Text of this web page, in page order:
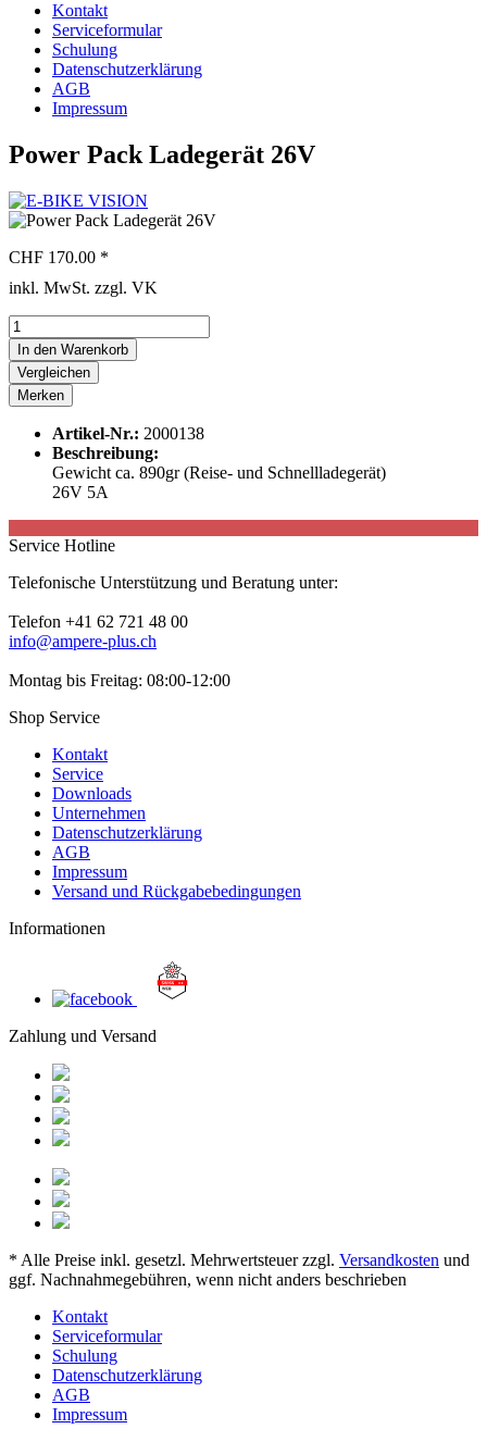
Kontakt
Serviceformular
Schulung
Datenschutzerklärung
AGB
Impressum
Power Pack Ladegerät 26V
CHF 170.00 *
inkl. MwSt. zzgl. VK
In den Warenkorb
Vergleichen
Merken
Artikel-Nr.: 2000138
Beschreibung:
Gewicht ca. 890gr (Reise- und Schnellladegerät)
26V 5A
Service Hotline
Telefonische Unterstützung und Beratung unter:
Telefon +41 62 721 48 00
info@ampere-plus.ch
Montag bis Freitag: 08:00-12:00
Shop Service
Kontakt
Service
Downloads
Unternehmen
Datenschutzerklärung
AGB
Impressum
Versand und Rückgabebedingungen
Informationen
Zahlung und Versand
* Alle Preise inkl. gesetzl. Mehrwertsteuer zzgl. Versandkosten und
ggf. Nachnahmegebühren, wenn nicht anders beschrieben
Kontakt
Serviceformular
Schulung
Datenschutzerklärung
AGB
Impressum